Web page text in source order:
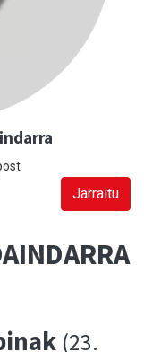
Jarraitu
(23.